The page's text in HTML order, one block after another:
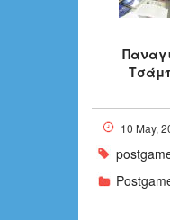
10 May,